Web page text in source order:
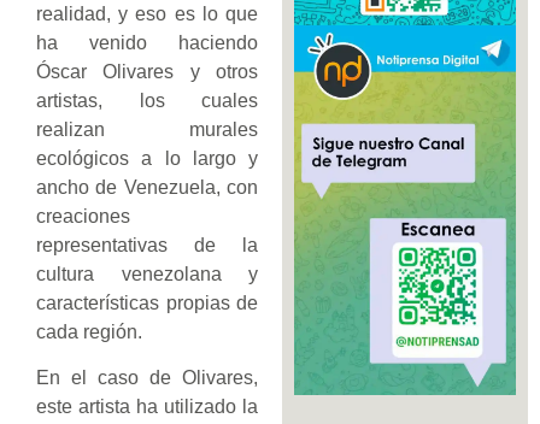
realidad, y eso es lo que
ha venido haciendo
Óscar Olivares y otros
artistas, los cuales
realizan murales
ecológicos a lo largo y
ancho de Venezuela, con
creaciones
representativas de la
cultura venezolana y
características propias de
cada región.
En el caso de Olivares,
este artista ha utilizado la